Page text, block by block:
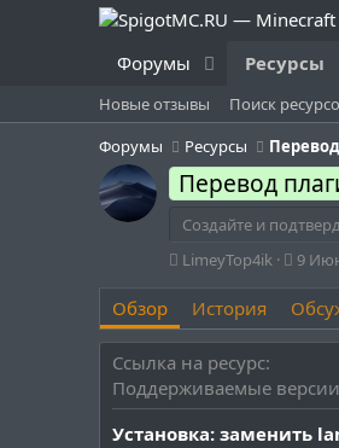
Форумы Ресурсы
Новые отзывы
Поиск
Форумы
Ресурсы
Перевод
Создайте и
А
о
р
LimeyTop4ik
Д
т
а
с
з
д
а
9
Обзор История
Ссылка на ресурс
Поддерживаемые версии
Установка: заменить